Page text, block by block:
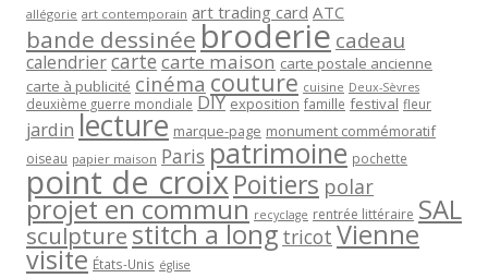
allégorie art contemporain art trading card ATC
bande dessinée broderie cadeau
calendriercartecarte maison carte postale ancienne
carte à publicité cinéma couture cuisine Deux-Sèvres
deuxième guerre mondiale DIY exposition famille festival fleur
jardin lecture marque-page monument commémoratif
oiseau papier maison Paris patrimoine pochette
point de croixPoitiers polar
projet en commun recyclage rentrée littéraire SAL
sculpturestitch a long tricot Vienne
visite États-Unis église